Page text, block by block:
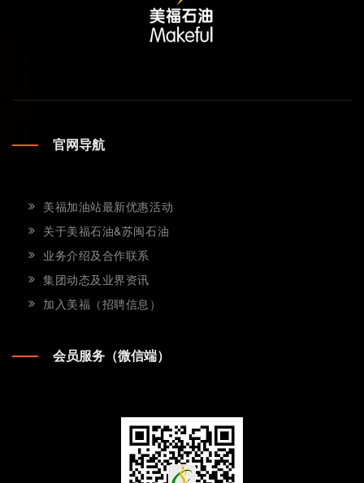
官网导航
美福加油站最新优惠活动
关于美福石油&苏闽石油
业务介绍及合作联系
集团动态及业界资讯
加入美福（招聘信息）
会员服务（微信端）